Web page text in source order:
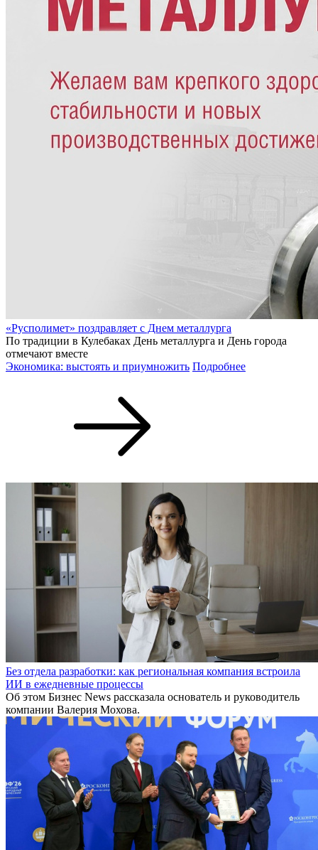
«Русполимет» поздравляет с Днем металлурга
По традиции в Кулебаках День металлурга и День города
отмечают вместе
Экономика: выстоять и приумножить Подробнее
Без отдела разработки: как региональная компания встроила
ИИ в ежедневные процессы
Об этом Бизнес News рассказала основатель и руководитель
компании Валерия Мохова.